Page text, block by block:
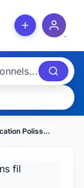
Location Polisseuse/Ponceuse sans fil